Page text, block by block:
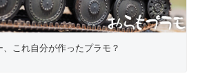
、これ自分が作ったプラモ？